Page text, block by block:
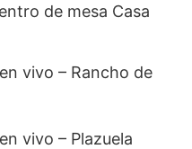
de mesa Casa
vivo – Rancho de
vivo – Plazuela